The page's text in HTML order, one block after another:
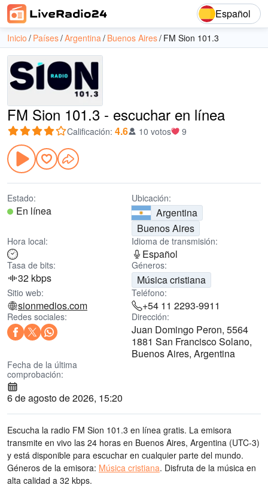
Español
Inicio Países Argentina Buenos Aires FM Sion 101.3
FM Sion 101.3 - escuchar en línea
Calificación: 4.6 10 votos 9
Estado:
En línea
Ubicación:
Argentina
Buenos Aires
Hora local: Idioma de transmisión:
Español
Tasa de bits:
32 kbps
Géneros:
Música cristiana
Sitio web:
sionmedios.com
Teléfono:
+54 11 2293-9911
Redes sociales: Dirección:
Juan Domingo Peron, 5564
1881 San Francisco Solano,
Buenos Aires, Argentina
Fecha de la última
comprobación:
6 de agosto de 2026, 15:20
Escucha la radio FM Sion 101.3 en línea gratis. La emisora
transmite en vivo las 24 horas en Buenos Aires, Argentina (UTC-3)
y está disponible para escuchar en cualquier parte del mundo.
Géneros de la emisora: Música cristiana. Disfruta de la música en
alta calidad a 32 kbps.